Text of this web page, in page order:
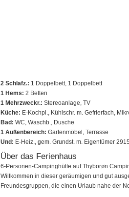
2 Schlafz.: 1 Doppelbett, 1 Doppelbett
1 Hems: 2 Betten
1 Mehrzweckr.: Stereoanlage, TV
Küche: E-Kochpl., Kühlschr. m. Gefrierfach,
Bad: WC, Waschb., Dusche
1 Außenbereich: Gartenmöbel, Terrasse
Und: E-Heiz., gem. Grundst. m. Eigentümer
Über das Ferienhaus
6-Personen-Campinghütte auf Thyborøn
Willkommen in dieser geräumigen und gut
Freundesgruppen, die einen Urlaub nahe der